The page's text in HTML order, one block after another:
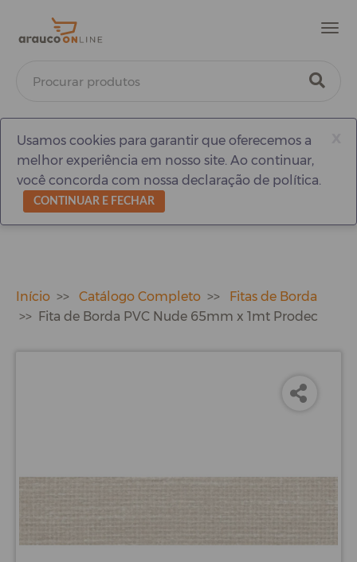
Usamos cookies para garantir que oferecemos a
melhor experiência em nosso site. Ao continuar,
você concorda com nossa declaração de política.
CONTINUAR E FECHAR
Início Catálogo Completo
Fitas de Borda
Fita de Borda PVC Nude 65mm x 1mt Prodec